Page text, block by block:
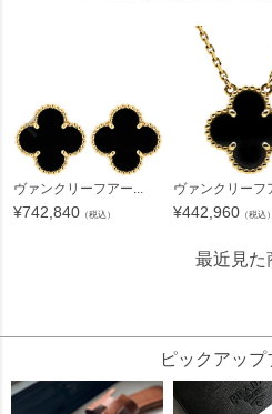
ヴァンクリーフアー...
¥742,840 （税込）
ヴァンクリーフ
¥442,960 （税込）
最近見た
ピックアップ